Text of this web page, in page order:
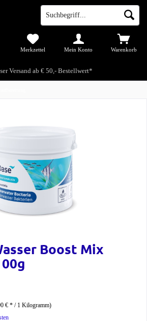
Versand ab € 50,- Bestellwert*
Warenkorb
Merkzettel Mein Konto
Boost Mix
€ * / 1 Kilogramm)